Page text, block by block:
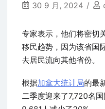
30 9 月, 2024
专家表示，他们将密切
移民趋势，因为该省国
去居民流向其他省份。
根据加拿大统计局的最
二季度迎来了7,720名